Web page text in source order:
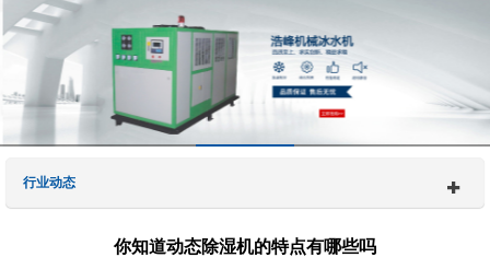
行业动态
你知道动态除湿机的特点有哪些吗